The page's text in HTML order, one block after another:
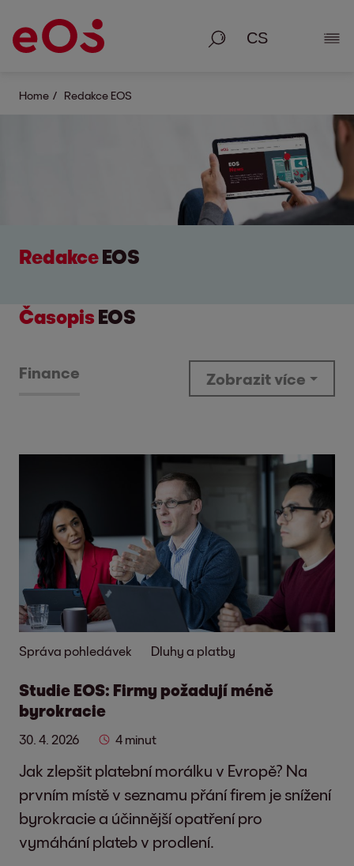
Vyhledávání
Home Redakce EOS
RedakceEOS
Časopis EOS
Finance Zobrazit více
Správa pohledávek Dluhy a platby
Studie EOS: Firmy požadují méně
byrokracie
30. 4. 2026 4 minut
Jak zlepšit platební morálku v Evropě? Na
prvním místě v seznamu přání firem je snížení
byrokracie a účinnější opatření pro
vymáhání plateb v prodlení.